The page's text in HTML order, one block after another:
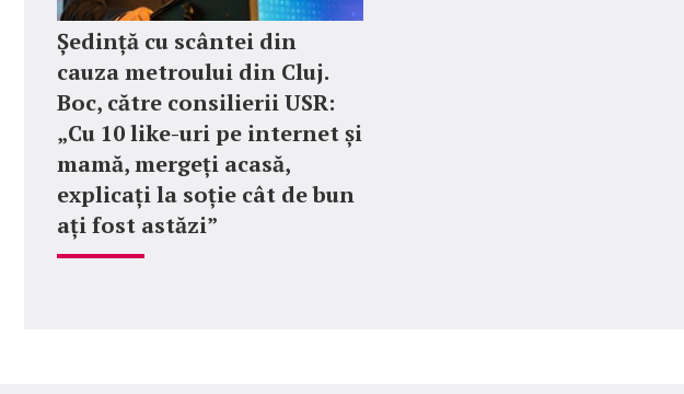
Ședință cu scântei din
cauza metroului din Cluj.
Boc, către consilierii USR:
„Cu 10 like-uri pe internet și
mamă, mergeți acasă,
explicați la soție cât de bun
ați fost astăzi”